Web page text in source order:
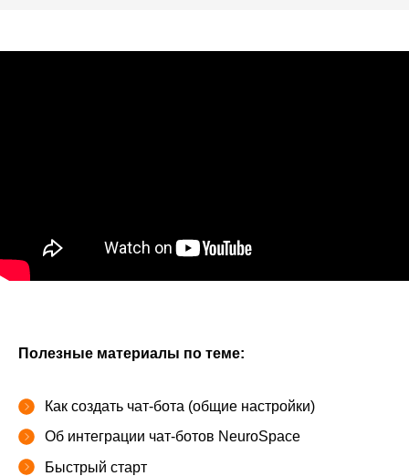
Полезные материалы по теме:
Как создать чат-бота (общие настройки)
Об интеграции чат-ботов NeuroSpace
Быстрый старт